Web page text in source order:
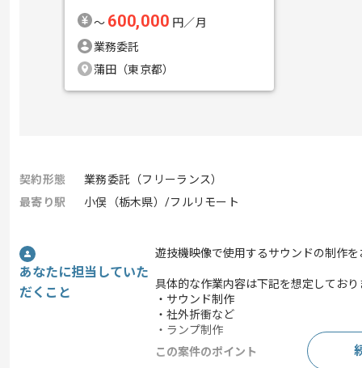
〜 600,000 円／月
業務委託
蒲田（東京都）
契約形態
業務委託（フリーランス）
最寄り駅
小俣（栃木県）/フルリモート
あなたに担当していた
だくこと
遊技機映像で使用するサウンドの制作
具体的な作業内容は下記を想定しており
・サウンド制作
・社外折衝など
・ランプ制作
この案件のポイント